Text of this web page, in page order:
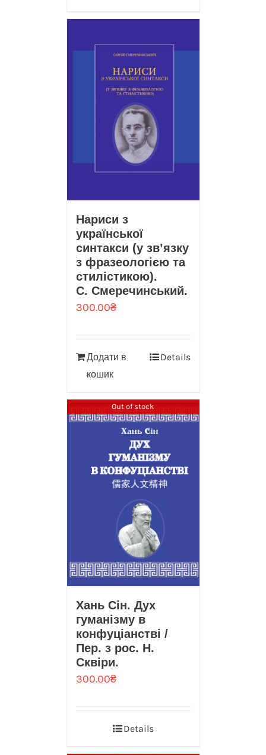
Нариси з
української
синтакси (у зв’язку
з фразеологією та
стилістикою).
С. Смеречинський.
300.00₴
Додати в
кошик
Details
Out of stock
Хань Сін. Дух
гуманізму в
конфуціанстві /
Пер. з рос. Н.
Сквіри.
300.00₴
Details